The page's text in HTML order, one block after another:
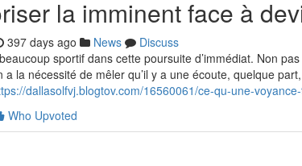
la imminent face à
397 days ago News
Discuss
sportif dans cette poursuite d’immédiat. Non
a la nécessité de mêler qu’il y a une écoute, quelque
dallasolfvj.blogtov.com/16560061/ce-qu-une-
Who Upvoted